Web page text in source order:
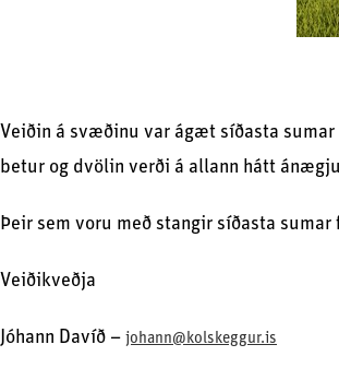
Veiðin á svæðinu var ágæt síðasta
betur og dvölin verði á allann hátt
Þeir sem voru með stangir síðasta
Veiðikveðja
Jóhann Davíð – johann@kolskeggur.is